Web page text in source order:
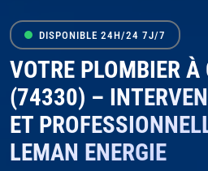
DISPONIBLE 24H/24 7J/7
VOTRE PLOMBIER À
(74330) –
ET
LEMAN ENERGIE